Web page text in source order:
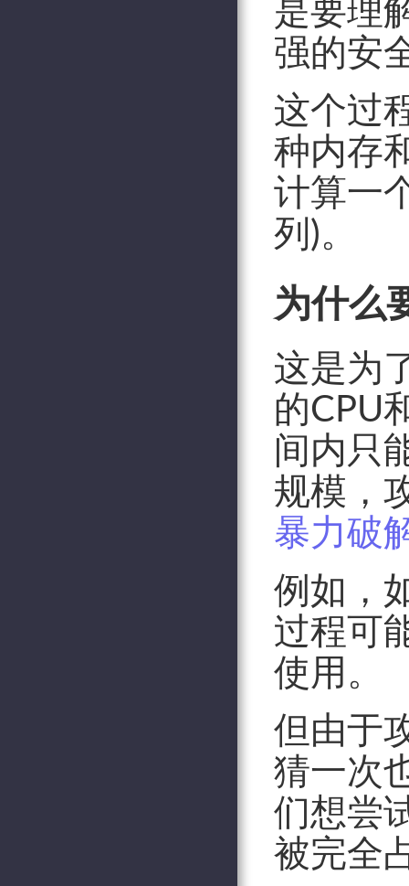
是要理
强的安
这个过
种内存
计算一
列)。
为什么
这是为
的CPU
间内只
规模，
暴力破
例如，
过程可
使用。
但由于
猜一次
们想尝
被完全